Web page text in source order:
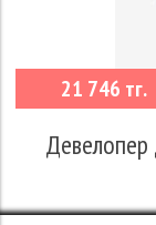
21 746 тг.